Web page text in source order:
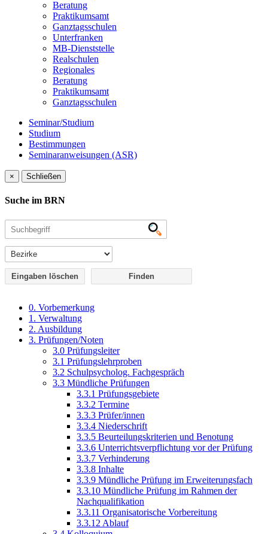
Beratung
Praktikumsamt
Ganztagsschulen
Unterfranken
MB-Dienststelle
Realschulen
Regionales
Beratung
Praktikumsamt
Ganztagsschulen
Seminar/Studium
Studium
Bestimmungen
Seminaranweisungen (ASR)
× Schließen
Suche im BRN
Eingaben löschen
0. Vorbemerkung
1. Verwaltung
2. Ausbildung
3. Prüfungen/Noten
3.0 Prüfungsleiter
3.1 Prüfungslehrproben
3.2 Schulpsycholog. Fachgespräch
3.3 Mündliche Prüfungen
3.3.1 Prüfungsgebiete
3.3.2 Termine
3.3.3 Prüfer/innen
3.3.4 Niederschrift
3.3.5 Beurteilungskriterien und Benotung
3.3.6 Unterrichtsverpflichtung vor der Prüfung
3.3.7 Verhinderung
3.3.8 Inhalte
3.3.9 Mündliche Prüfung im Erweiterungsfach
3.3.10 Mündliche Prüfung im Rahmen der
Nachqualifikation
3.3.11 Organisatorische Vorbereitung
3.3.12 Ablauf